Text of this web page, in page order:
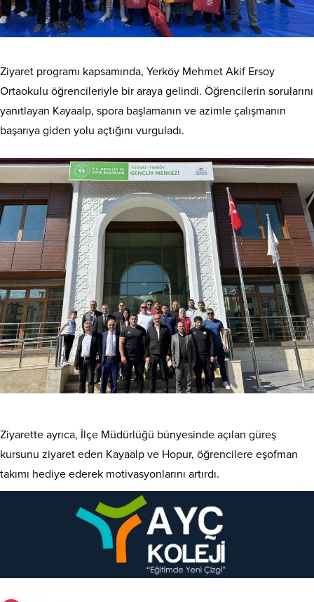
Ziyaret programı kapsamında, Yerköy Mehmet Akif Ersoy
Ortaokulu öğrencileriyle bir araya gelindi. Öğrencilerin sorularını
yanıtlayan Kayaalp, spora başlamanın ve azimle çalışmanın
başarıya giden yolu açtığını vurguladı.
Ziyarette ayrıca, İlçe Müdürlüğü bünyesinde açılan güreş
kursunu ziyaret eden Kayaalp ve Hopur, öğrencilere eşofman
takımı hediye ederek motivasyonlarını artırdı.